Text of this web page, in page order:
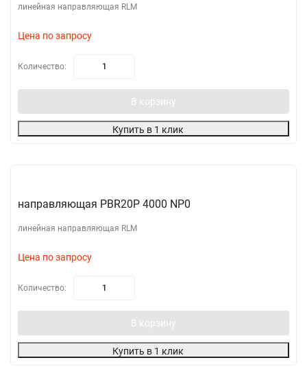
линейная направляющая RLM
Цена по запросу
Количество:
В корзину
Купить в 1 клик
направляющая PBR20P 4000 NP0
линейная направляющая RLM
Цена по запросу
Количество:
В корзину
Купить в 1 клик